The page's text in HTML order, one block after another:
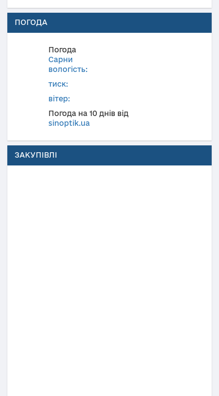
ПОГОДА
Погода
Сарни
вологість:
тиск:
вітер:
Погода на 10 днів від
sinoptik.ua
ЗАКУПІВЛІ